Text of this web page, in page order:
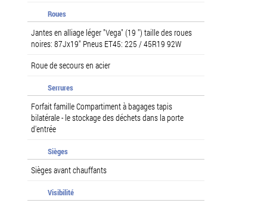
Roues
Jantes en alliage léger "Vega" (19 ") taille des roues
noires: 87Jx19" Pneus ET45: 225 / 45R19 92W
Roue de secours en acier
Serrures
Forfait famille Compartiment à bagages tapis
bilatérale - le stockage des déchets dans la porte
d'entrée
Sièges
Sièges avant chauffants
Visibilité